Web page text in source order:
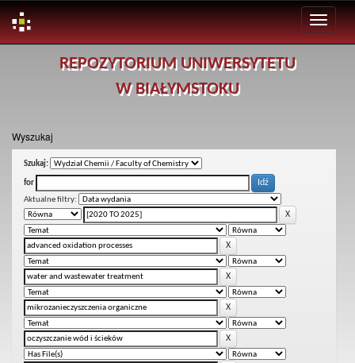
REPOZYTORIUM UNIWERSYTETU
W BIAŁYMSTOKU
Wyszukaj
Szukaj:
for
Aktualne filtry: